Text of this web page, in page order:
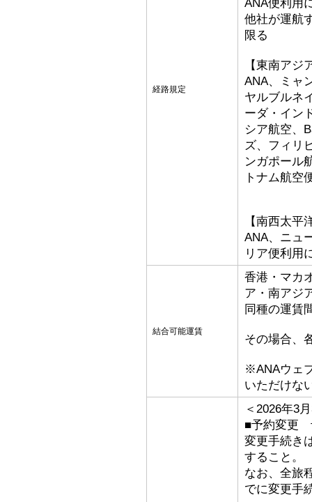
経路規定
ANA便利用
他社が運航
限る
【東南アジ
ANA、ミャ
ヤルブルネ
ーダ・イン
シア航空、
ズ、フィリ
ンガポール
トナム航空
【南西太平
ANA、ニュ
リア便利用
結合可能運賃
香港・マカ
ア・南アジ
同種の運賃
その場合、
※ANAウェ
いただけな
＜2026年3
■予約変更
変更手続き
すること。
なお、全旅
でに変更手